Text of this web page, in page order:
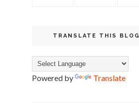
TRANSLATE THIS BLOG
Powered by Translate